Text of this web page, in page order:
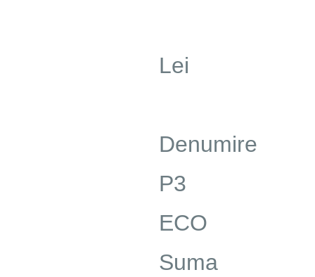
Lei
Denumire
P3
ECO
Suma